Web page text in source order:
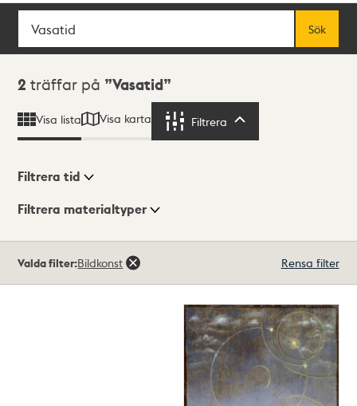
Sök
Sök
Sökresultat
2 träffar på Vasatid
Visa lista Visa karta Filtrera
Visningsläge
Filtrera tid
Filtrera materialtyper
träffar
Valda filter:Bildkonst Rensa filter